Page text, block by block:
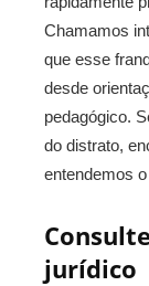
Chamamos
que esse
desde
pedagógico.
do distrato,
entendemos
jurídico